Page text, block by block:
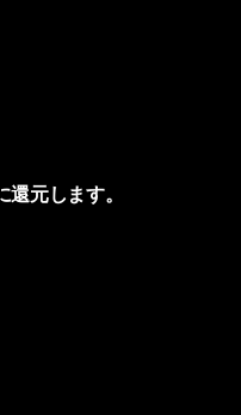
元します。